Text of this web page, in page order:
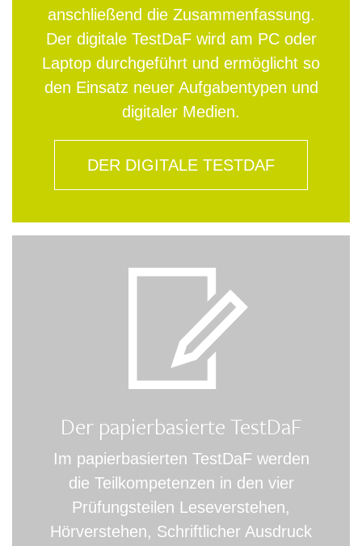
anschließend die Zusammenfassung.
Der digitale TestDaF wird am PC oder
Laptop durchgeführt und ermöglicht so
den Einsatz neuer Aufgabentypen und
digitaler Medien.
DER DIGITALE TESTDAF
Der papierbasierte TestDaF
Im papierbasierten TestDaF werden
die Teilkompetenzen in den vier
Prüfungsteilen Leseverstehen,
Hörverstehen, Schriftlicher Ausdruck